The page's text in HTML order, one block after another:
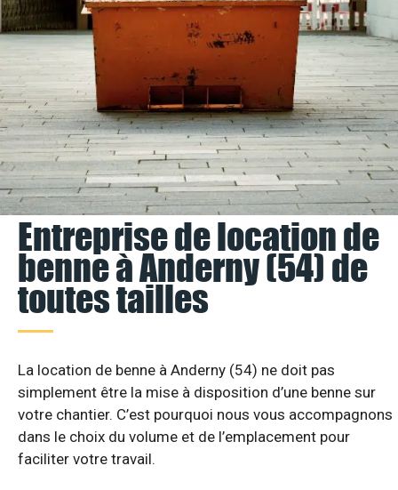
Entreprise de location de
benne à Anderny (54) de
toutes tailles
La location de benne à Anderny (54) ne doit pas
simplement être la mise à disposition d’une benne sur
votre chantier. C’est pourquoi nous vous accompagnons
dans le choix du volume et de l’emplacement pour
faciliter votre travail.